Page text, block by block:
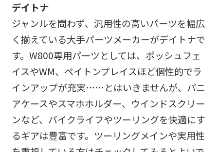
デイトナ
ジャンルを問わず、汎用性の高いパーツを幅広
く揃えている大手パーツメーカーがデイトナで
す。W800専用パーツとしては、ポッシュフェ
イスやWM、ペイトンプレイスほど個性的でラ
インアップが充実……とはいきませんが、パニ
アケースやスマホホルダー、ウインドスクリー
ンなど、バイクライフやツーリングを快適にす
るギアは豊富です。ツーリングメインや実用性